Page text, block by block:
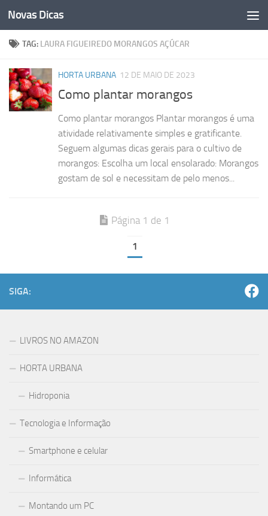
Skip to content
Novas Dicas
TAG: LAURA FIGUEIREDO MORANGOS AÇÚCAR
HORTA URBANA 12 DE MAIO DE 2023
Como plantar morangos
Como plantar morangos Plantar morangos é uma
atividade relativamente simples e gratificante.
Seguem algumas dicas gerais para o cultivo de
morangos: Escolha um local ensolarado: Morangos
gostam de sol e necessitam de pelo menos...
Página 1 de 1
1
SIGA:
LIVROS NO AMAZON
HORTA URBANA
Hidroponia
Tecnologia e Informação
Smartphone e celular
Informática
Montando um PC